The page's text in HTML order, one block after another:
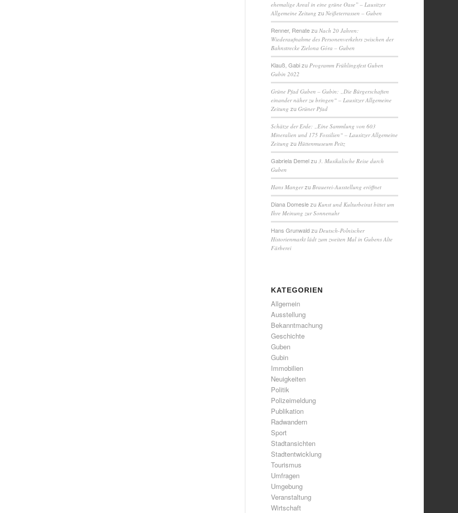
ehemalige Areal in eine grüne Oase” – Lausitzer
Allgemeine Zeitung zuNeißeterrassen – Guben
Renner, RenatezuNach 20 Jahren:
Wiederaufnahme des Personenverkehrs zwischen der
Bahnstrecke Zielona Góra – Guben
Klauß, Gabizu Programm Frühlingsfest Guben
Gubin 2022
Grüne Pfad Guben – Gubin: „Die Bürgerschaften
einander näher zu bringen“ – Lausitzer Allgemeine
Zeitung zuGrüner Pfad
Schätze der Erde: „Eine Sammlung von 603
Mineralien und 175 Fossilien“ – Lausitzer Allgemeine
Zeitung zu Hüttenmuseum Peitz
Gabriela Demelzu 3. Musikalische Reise durch
Guben
Hans Mangerzu Brauerei-Ausstellung eröffnet
Diana Domeslezu Kunst und Kulturbeirat bittet um
Ihre Meinung zur Sonnenuhr
Hans Grunwaldzu Deutsch-Polnischer
Historienmarkt lädt zum zweiten Mal in Gubens Alte
Färberei
KATEGORIEN
Allgemein
Ausstellung
Bekanntmachung
Geschichte
Guben
Gubin
Immobilien
Neuigkeiten
Politik
Polizeimeldung
Publikation
Radwandern
Sport
Stadtansichten
Stadtentwicklung
Tourismus
Umfragen
Umgebung
Veranstaltung
Wirtschaft